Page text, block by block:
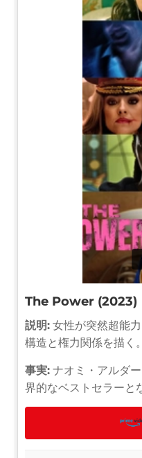
The Power (2023)
説明: 女性が突然超能
構造と権力関係を描く。
事実: ナオミ・アルダ
界的なベストセラーと